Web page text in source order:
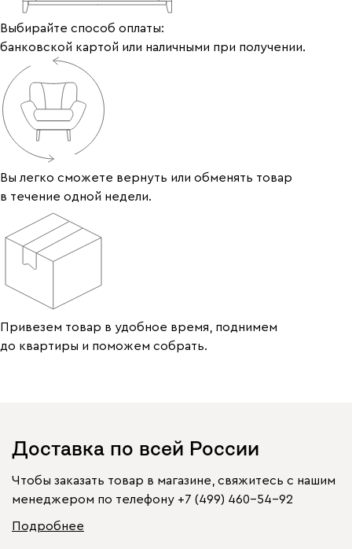
Выбирайте способ оплаты:
банковской картой или наличными при получении.
Вы легко сможете вернуть или обменять товар
в течение одной недели.
Привезем товар в удобное время, поднимем
до квартиры и поможем собрать.
Доставка по всей России
Чтобы заказать товар в магазине, свяжитесь с нашим
менеджером по телефону +7 (499) 460-54-92
Подробнее